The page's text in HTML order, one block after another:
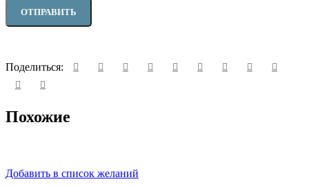
Поделиться:
Похожие
Добавить в список желаний